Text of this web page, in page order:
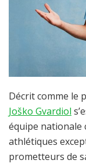
Décrit comme le
Joško Gvardiol
équipe nationale
athlétiques
prometteurs de